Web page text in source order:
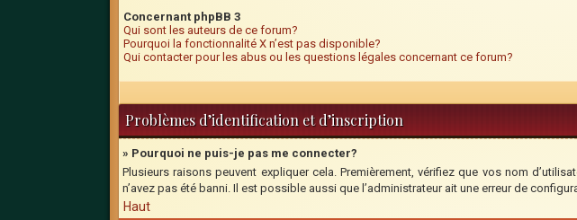
Concernant phpBB 3
Qui sont les auteurs de ce forum?
Pourquoi la fonctionnalité X n’est pas disponible?
Qui contacter pour les abus ou les questions légales concernant ce forum?
Problèmes d’identification et d’inscription
» Pourquoi ne puis-je pas me connecter?
Plusieurs raisons peuvent expliquer cela. Premièrement, vérifiez que vos nom
n’avez pas été banni. Il est possible aussi que l’administrateur ait une erreur de
Haut